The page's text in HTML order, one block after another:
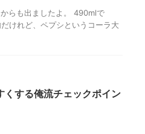
らも出ましたよ。 490mlで
けれど、ペプシというコーラ大
くする俺流チェックポイン